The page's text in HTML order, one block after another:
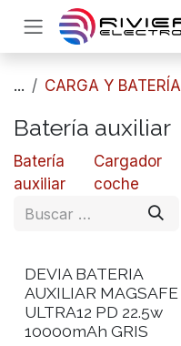
Ir al contenido
... CARGA Y BATERÍA
​Batería auxiliar
​Batería
auxiliar
​​Cargador
coche
DEVIA BATERIA
AUXILIAR MAGSAFE
ULTRA12 PD 22.5w
10000mAh GRIS